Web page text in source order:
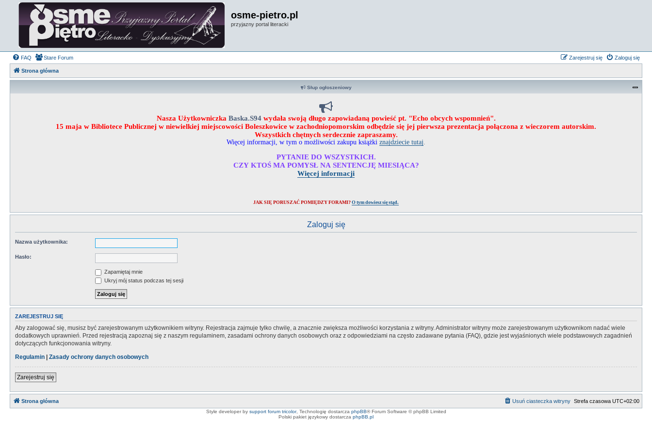
osme-pietro.pl
przyjazny portal literacki
FAQ Zaloguj się
Zarejestruj się
Stare Forum
Strona główna
Słup ogłoszeniowy
Nasza Użytkowniczka Baska.S94 wydała swoją długo zapowiadaną powieść pt. "Echo obcych wspomnień".
15 maja w Bibliotece Publicznej w niewielkiej miejscowości Boleszkowice w zachodniopomorskim odbędzie się jej pierwsza prezentacja połączona z wieczorem autorskim.
Wszystkich chętnych serdecznie zapraszamy.
Więcej informacji, w tym o możliwości zakupu książki znajdziecie tutaj
PYTANIE DO WSZYSTKICH.
CZY KTOŚ MA POMYSŁ NA SENTENCJĘ MIESIĄCA?
Więcej informacji
JAK SIĘ PORUSZAĆ POMIĘDZY FORAMI? O tym dowiesz się stąd.
Zaloguj się
Nazwa użytkownika:
Hasło:
Zapamiętaj mnie
Ukryj mój status podczas tej sesji
ZAREJESTRUJ SIĘ
Aby zalogować się, musisz być zarejestrowanym użytkownikiem witryny. Rejestracja zajmuje tylko chwilę, a znacznie zwiększa możliwości korzystania z witryny. Administrator witryny może zarejestrowanym użytkownikom nadać wiele
dodatkowych uprawnień. Przed rejestracją zapoznaj się z naszym regulaminem, zasadami ochrony danych osobowych oraz z odpowiedziami na często zadawane pytania (FAQ), gdzie jest wyjaśnionych wiele podstawowych zagadnień
dotyczących funkcjonowania witryny.
Regulamin | Zasady ochrony danych osobowych
Zarejestruj się
Strona główna Strefa czasowa UTC+02:00
Usuń ciasteczka witryny
Style developer by support forum tricolor, Technologię dostarcza phpBB® Forum Software © phpBB Limited
Polski pakiet językowy dostarcza phpBB.pl